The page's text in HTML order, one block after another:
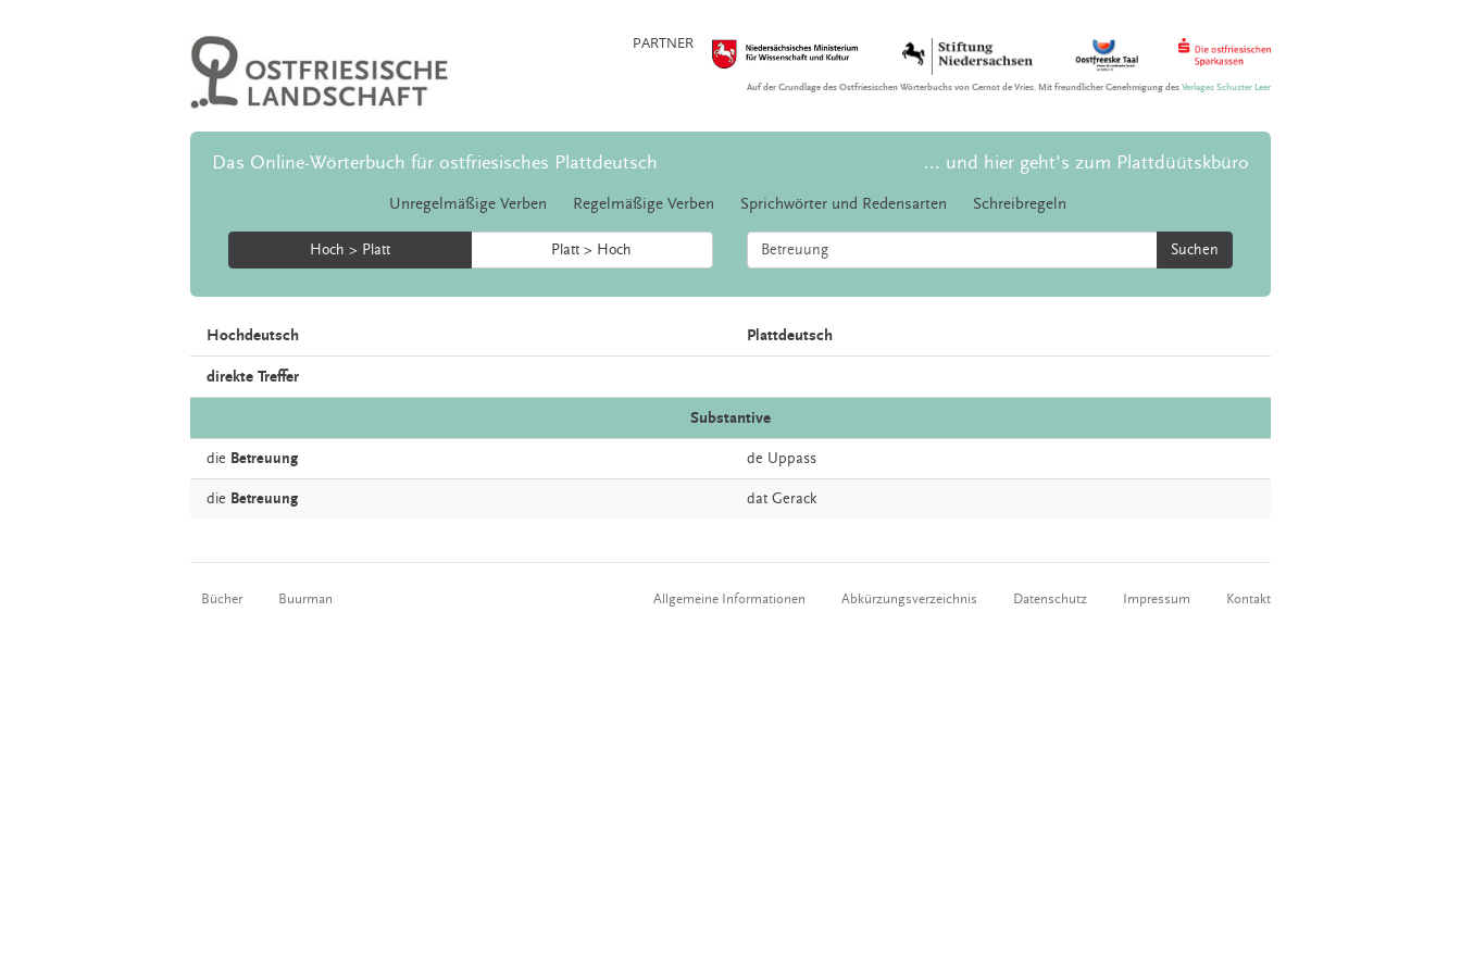
PARTNER
Auf der Grundlage des Ostfriesischen Wörterbuchs von Gernot de Vries. Mit freundlicher Genehmigung desVerlages Schuster Leer
Das Online-Wörterbuch für ostfriesisches Plattdeutsch ... und hier geht's zum Plattdüütskbüro
Unregelmäßige Verben Regelmäßige Verben Sprichwörter und Redensarten Schreibregeln
Hoch > Platt Platt > Hoch Suchen
Hochdeutsch Plattdeutsch
direkte Treffer
Substantive
die Betreuung de Uppass
die Betreuung dat Gerack
Bücher Buurman Allgemeine Informationen Abkürzungsverzeichnis Datenschutz Impressum Kontakt